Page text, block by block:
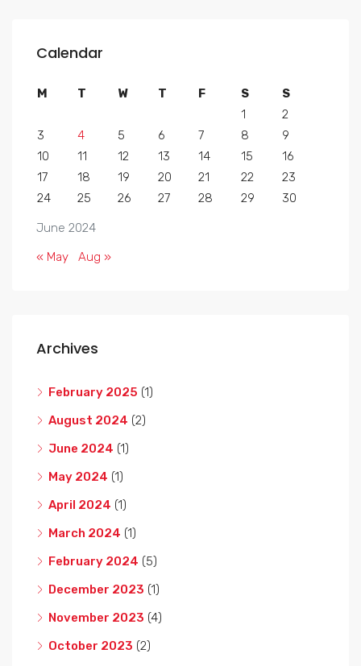
Calendar
June 2024
M T W T F S
S
1
2
3
4 5 6 7 8
9
10
11 12 13 14 15
16
17
18 19 20 21 22
23
24
25 26 27 28 29 30
« May Aug »
Archives
February 2025 (1)
August 2024 (2)
June 2024 (1)
May 2024 (1)
April 2024 (1)
March 2024 (1)
February 2024 (5)
December 2023 (1)
November 2023 (4)
October 2023 (2)